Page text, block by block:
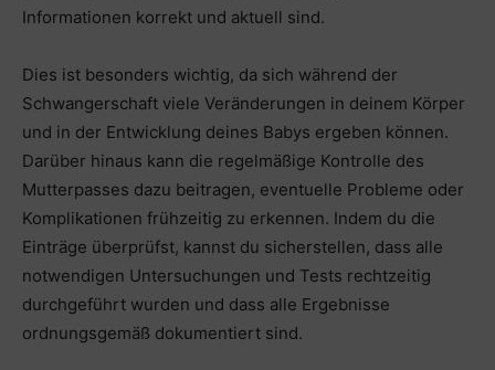
Informationen korrekt und aktuell sind.
Dies ist besonders wichtig, da sich während der
Schwangerschaft viele Veränderungen in deinem Körper
und in der Entwicklung deines Babys ergeben können.
Darüber hinaus kann die regelmäßige Kontrolle des
Mutterpasses dazu beitragen, eventuelle Probleme oder
Komplikationen frühzeitig zu erkennen. Indem du die
Einträge überprüfst, kannst du sicherstellen, dass alle
notwendigen Untersuchungen und Tests rechtzeitig
durchgeführt wurden und dass alle Ergebnisse
ordnungsgemäß dokumentiert sind.